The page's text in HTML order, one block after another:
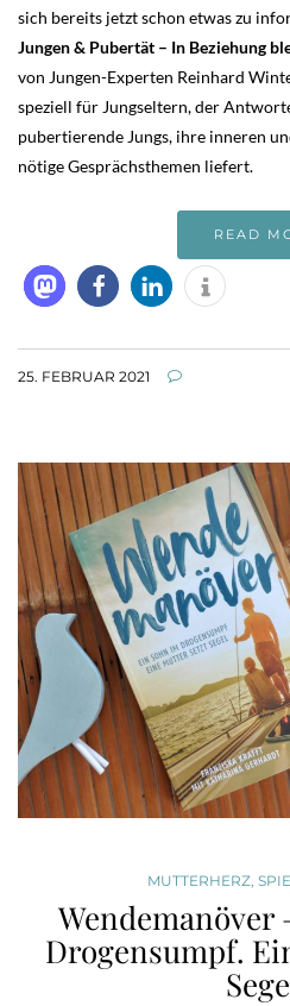
sich bereits jetzt schon etwas zu
Jungen & Pubertät – In Beziehung
von Jungen-Experten Reinhard
speziell für Jungseltern, der
pubertierende Jungs, ihre inneren
nötige Gesprächsthemen liefert.
READ
25. FEBRUAR 2021
MUTTERHERZ
Wendemanöver
Drogensumpf.